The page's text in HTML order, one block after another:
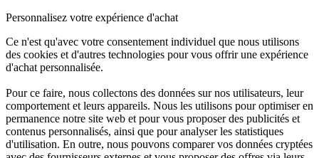
Personnalisez votre expérience d'achat
Ce n'est qu'avec votre consentement individuel que nous utilisons
des cookies et d'autres technologies pour vous offrir une expérience
d'achat personnalisée.
Pour ce faire, nous collectons des données sur nos utilisateurs, leur
comportement et leurs appareils. Nous les utilisons pour optimiser en
permanence notre site web et pour vous proposer des publicités et
contenus personnalisés, ainsi que pour analyser les statistiques
d'utilisation. En outre, nous pouvons comparer vos données cryptées